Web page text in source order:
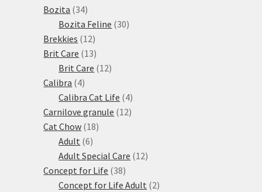
Bozita 3434
produktů
Bozita Feline 3030
Brekkies 1212
produktů
Brit Care 1313
produktů
Brit Care 1212
Calibra 44
produkty
Calibra Cat Life 44
produkty
Carnilove granule 1212
Cat Chow 1818
Adult 66
produktů
Adult Special Care 1212
Concept for Life 3838
produktů
Concept for Life Adult 22